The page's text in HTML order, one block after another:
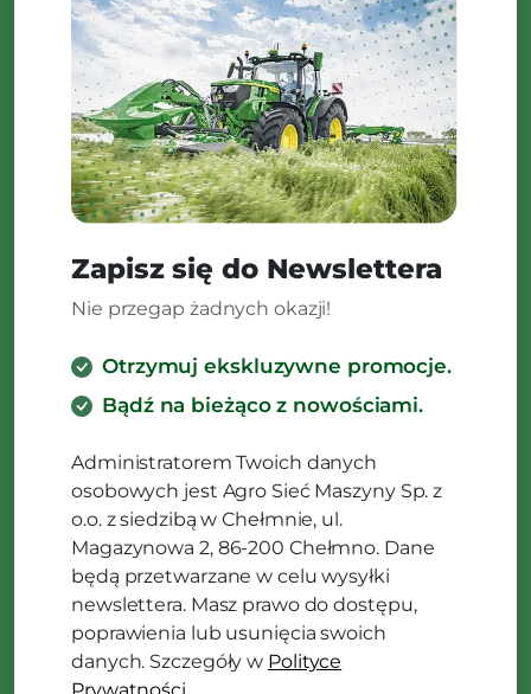
Zapisz się do Newslettera
Nie przegap żadnych okazji!
Otrzymuj ekskluzywne promocje.
Bądź na bieżąco z nowościami.
Administratorem Twoich danych
osobowych jest Agro Sieć Maszyny Sp. z
o.o. z siedzibą w Chełmnie, ul.
Magazynowa 2, 86-200 Chełmno. Dane
będą przetwarzane w celu wysyłki
newslettera. Masz prawo do dostępu,
poprawienia lub usunięcia swoich
danych. Szczegóły w Polityce